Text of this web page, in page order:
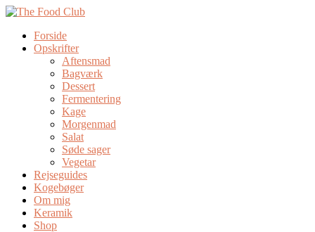
Forside
Opskrifter
Aftensmad
Bagværk
Dessert
Fermentering
Kage
Morgenmad
Salat
Søde sager
Vegetar
Rejseguides
Kogebøger
Om mig
Keramik
Shop